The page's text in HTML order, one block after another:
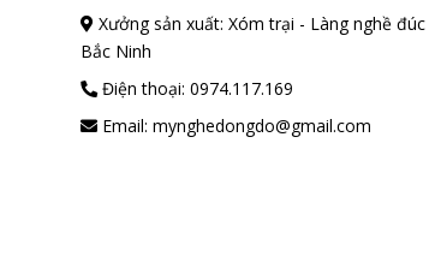
Xưởng sản xuất: Xóm trại - Làng nghề
Bắc Ninh
Điện thoại: 0974.117.169
Email: mynghedongdo@gmail.com